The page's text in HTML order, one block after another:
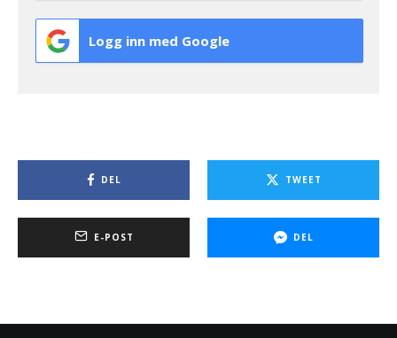
Logg inn med Google
DEL TWEET
E-POST DEL